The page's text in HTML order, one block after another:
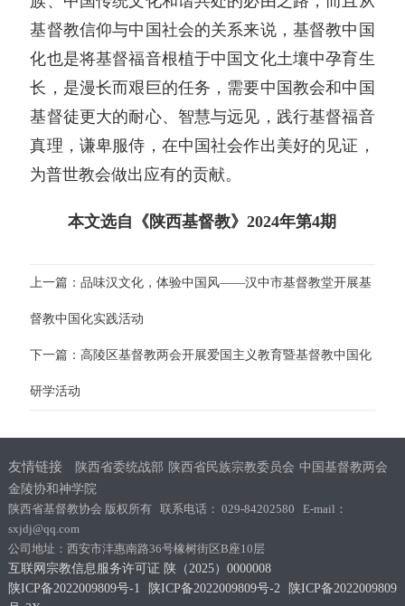
基督教信仰与中国社会的关系来说，基督教中国
化也是将基督福音根植于中国文化土壤中孕育生
长，是漫长而艰巨的任务，需要中国教会和中国
基督徒更大的耐心、智慧与远见，践行基督福音
真理，谦卑服侍，在中国社会作出美好的见证，
为普世教会做出应有的贡献。
本文选自《陕西基督教》2024年第4期
上一篇：品味汉文化，体验中国风——汉中市基督教堂开展基
督教中国化实践活动
下一篇：高陵区基督教两会开展爱国主义教育暨基督教中国化
研学活动
友情链接 陕西省委统战部 陕西省民族宗教委员会 中国基督教两会
金陵协和神学院
陕西省基督教协会 版权所有 联系电话： 029-84202580 E-mail：
sxjdj@qq.com
公司地址：西安市沣惠南路36号橡树街区B座10层
互联网宗教信息服务许可证 陕（2025）0000008
陕ICP备2022009809号-1
陕ICP备2022009809号-2
陕ICP备2022009809